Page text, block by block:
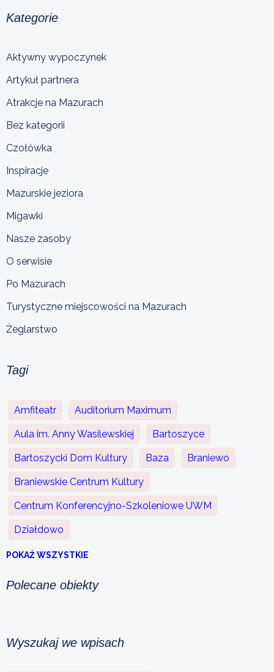
Kategorie
Aktywny wypoczynek
Artykuł partnera
Atrakcje na Mazurach
Bez kategorii
Czołówka
Inspiracje
Mazurskie jeziora
Migawki
Nasze zasoby
O serwisie
Po Mazurach
Turystyczne miejscowości na Mazurach
Żeglarstwo
Tagi
Amfiteatr Auditorium Maximum
Aula im. Anny Wasilewskiej Bartoszyce
Bartoszycki Dom Kultury Baza Braniewo
Braniewskie Centrum Kultury
Centrum Konferencyjno-Szkoleniowe UWM
Działdowo
POKAŻ WSZYSTKIE
Polecane obiekty
Wyszukaj we wpisach